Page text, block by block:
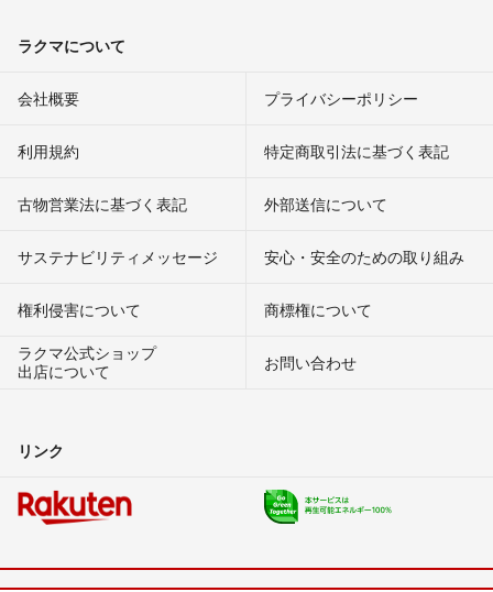
ラクマについて
会社概要 プライバシーポリシー
利用規約 特定商取引法に基づく表記
古物営業法に基づく表記 外部送信について
サステナビリティメッセージ 安心・安全のための取り組み
権利侵害について
商標権について
ラクマ公式ショップ
出店について
お問い合わせ
リンク